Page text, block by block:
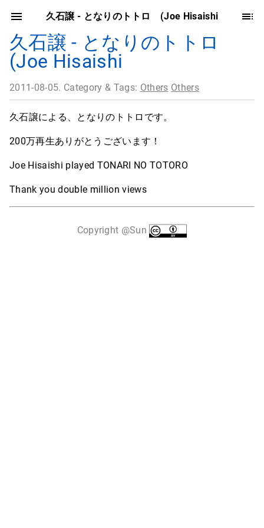
久石譲 - となりのトトロ (Joe Hisaishi
久石譲 - となりのトトロ
(Joe Hisaishi
2011-08-05. Category & Tags: Others Others
久石譲による、となりのトトロです。
200万再生ありがとうございます！
Joe Hisaishi played TONARI NO TOTORO
Thank you double million views
Copyright @Sun